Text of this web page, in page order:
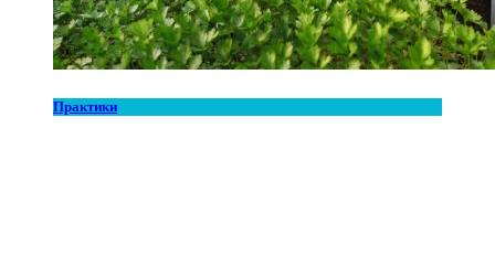
Практики